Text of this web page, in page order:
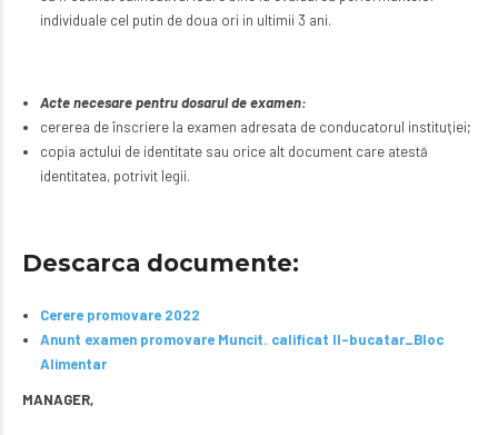
individuale cel putin de doua ori in ultimii 3 ani.
Acte necesare pentru dosarul de examen:
cererea de înscriere la examen adresata de conducatorul instituţiei;
copia actului de identitate sau orice alt document care atestă
identitatea, potrivit legii.
Descarca documente:
Cerere promovare 2022
Anunt examen promovare Muncit. calificat II-bucatar_Bloc
Alimentar
MANAGER,